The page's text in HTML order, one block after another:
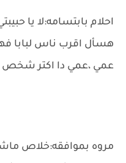
احلام بابتسامه:لا يا
هسأل اقرب ناس لبابا
عمي ،عمي دا اكتر شخص
مروه بموافقه:خلاص